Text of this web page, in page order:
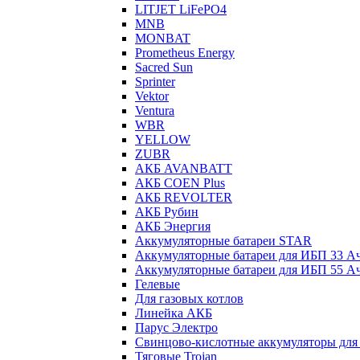
LITJET LiFePO4
MNB
MONBAT
Prometheus Energy
Sacred Sun
Sprinter
Vektor
Ventura
WBR
YELLOW
ZUBR
АКБ AVANBATT
АКБ COEN Plus
АКБ REVOLTER
АКБ Рубин
АКБ Энергия
Аккумуляторные батареи STAR
Аккумуляторные батареи для ИБП 33
Аккумуляторные батареи для ИБП 55
Гелевые
Для газовых котлов
Линейка АКБ
Парус Электро
Свинцово-кислотные аккумуляторы
Тяговые Trojan